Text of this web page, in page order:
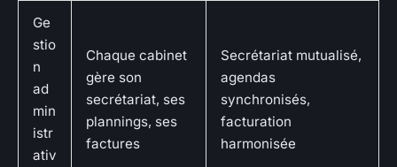
Ge
stio
n
ad
min
istr
ativ
Chaque cabinet
gère son
secrétariat, ses
plannings, ses
factures
Secrétariat mutualisé,
agendas
synchronisés,
facturation
harmonisée